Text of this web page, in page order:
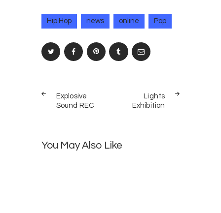
Hip Hop news online Pop
de
entradas
POST
Explosive
Sound REC
POST
Lights
Exhibition
You May Also Like
2
Lounge